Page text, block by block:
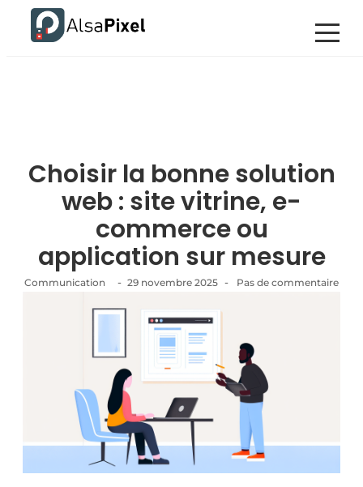
Choisir la bonne solution
web : site vitrine, e-
commerce ou
application sur mesure
Communication - 29 novembre 2025 - Pas de commentaire